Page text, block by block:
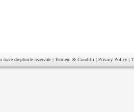
toate drepturile rezervate | Termeni & Conditii | Privacy Policy |